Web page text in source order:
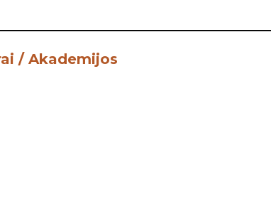
/ Akademijos